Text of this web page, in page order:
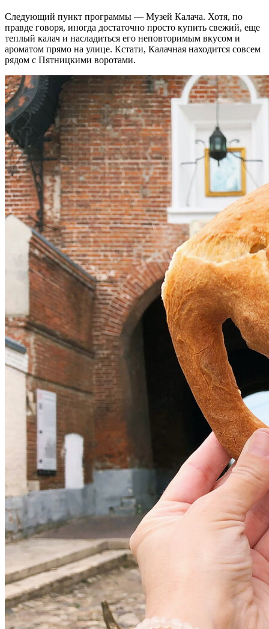
Следующий пункт программы — Музей Калача. Хотя, по
правде говоря, иногда достаточно просто купить свежий, еще
теплый калач и насладиться его неповторимым вкусом и
ароматом прямо на улице. Кстати, Калачная находится совсем
рядом с Пятницкими воротами.